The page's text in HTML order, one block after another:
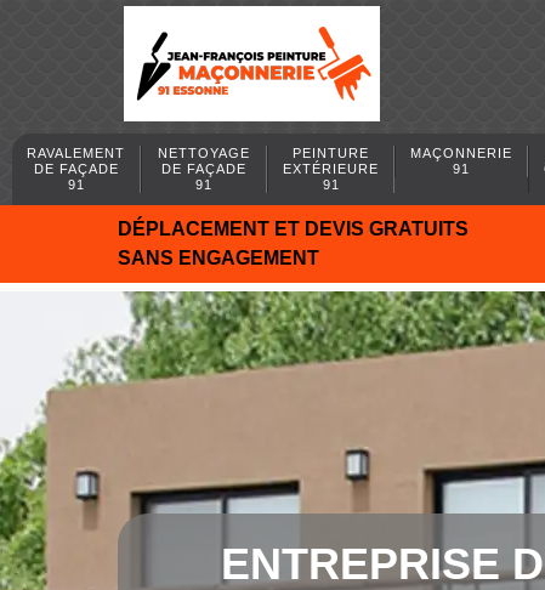
RAVALEMENT
DE FAÇADE
91
NETTOYAGE
DE FAÇADE
91
PEINTURE
EXTÉRIEURE
91
MAÇONNERIE
91
DÉPLACEMENT ET DEVIS GRATUITS
SANS ENGAGEMENT
ENTREPRISE